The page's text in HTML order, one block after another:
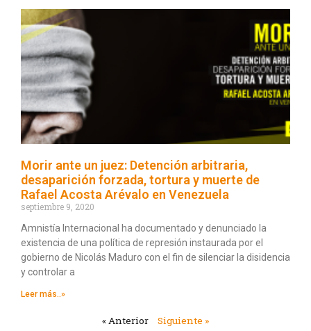
Morir ante un juez: Detención arbitraria,
desaparición forzada, tortura y muerte de
Rafael Acosta Arévalo en Venezuela
septiembre 9, 2020
Amnistía Internacional ha documentado y denunciado la
existencia de una política de represión instaurada por el
gobierno de Nicolás Maduro con el fin de silenciar la disidencia
y controlar a
Leer más..»
« Anterior Siguiente »